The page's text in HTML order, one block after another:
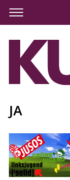
JA